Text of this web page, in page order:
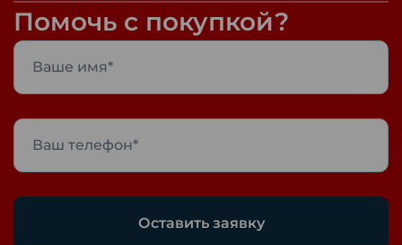
Помочь с покупкой?
Оставить заявку